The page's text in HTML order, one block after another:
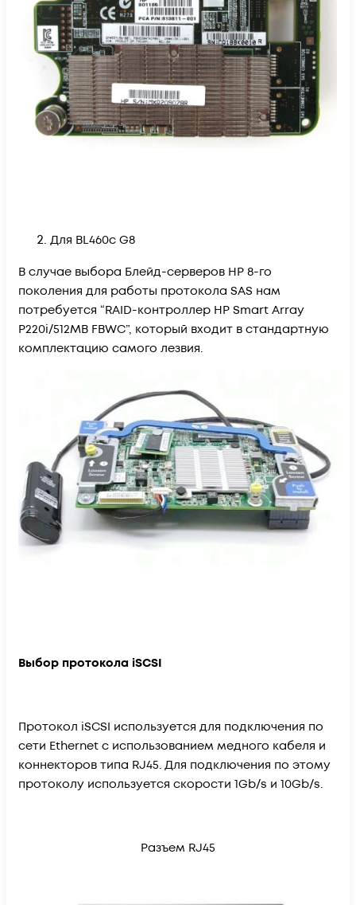
Для BL460c G8
В случае выбора Блейд-серверов HP 8-го
поколения для работы протокола SAS нам
потребуется “RAID-контроллер HP Smart Array
P220i/512MB FBWC”, который входит в стандартную
комплектацию самого лезвия.
Выбор протокола iSCSI
Протокол iSCSI используется для подключения по
сети Ethernet с использованием медного кабеля и
коннекторов типа RJ45. Для подключения по этому
протоколу используется скорости 1Gb/s и 10Gb/s.
Разъем RJ45